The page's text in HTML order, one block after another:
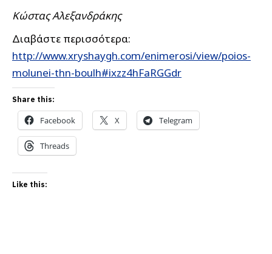
Κώστας Αλεξανδράκης
Διαβάστε περισσότερα:
http://www.xryshaygh.com/enimerosi/view/poios-
molunei-thn-boulh#ixzz4hFaRGGdr
Share this:
Facebook X Telegram
Threads
Like this: